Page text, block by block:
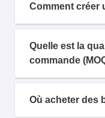
Comment créer
Quelle est la
commande
Où acheter des